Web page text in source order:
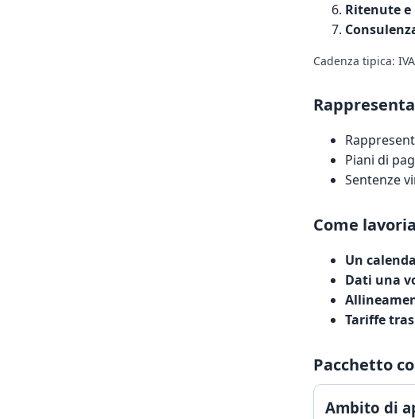
Ritenute
Cadenza tipica:
Piani di
Sentenze
Come
Un
Dati una
Tariffe
Pacchetto
Ambito di